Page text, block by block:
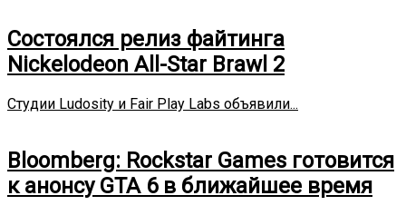
Состоялся релиз файтинга
Nickelodeon All-Star Brawl 2
Студии Ludosity и Fair Play Labs объявили...
Bloomberg: Rockstar Games готовится
к анонсу GTA 6 в ближайшее время